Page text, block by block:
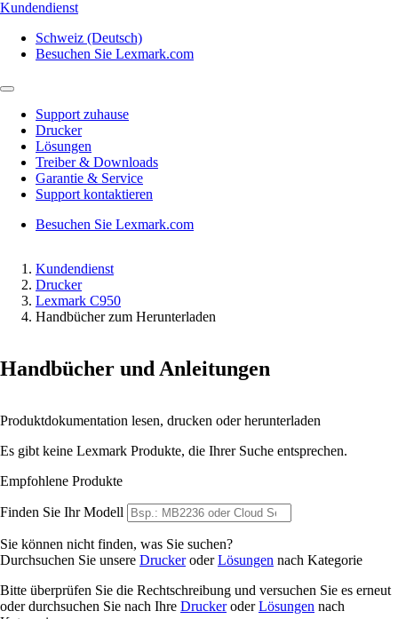
Kundendienst
Schweiz (Deutsch)
Besuchen Sie Lexmark.com
Support zuhause
Drucker
Lösungen
Treiber & Downloads
Garantie & Service
Support kontaktieren
Besuchen Sie Lexmark.com
Kundendienst
Drucker
Lexmark C950
Handbücher zum Herunterladen
Handbücher und Anleitungen
Produktdokumentation lesen, drucken oder herunterladen
Es gibt keine Lexmark Produkte, die Ihrer Suche entsprechen.
Empfohlene Produkte
Finden Sie Ihr Modell
Sie können nicht finden, was Sie suchen?
Durchsuchen Sie unsere DruckeroderLösungen nach Kategorie
Bitte überprüfen Sie die Rechtschreibung und versuchen Sie es erneut
oder durchsuchen Sie nach Ihre DruckeroderLösungen nach